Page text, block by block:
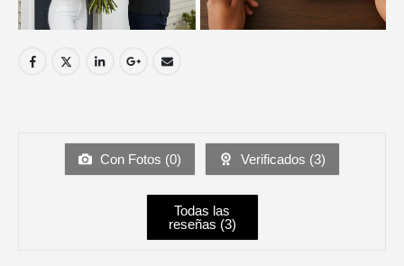
Con Fotos (0) Verificados (3)
Todas las
reseñas (3)